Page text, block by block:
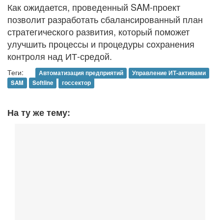
Как ожидается, проведенный SAM-проект
позволит разработать сбалансированный план
стратегического развития, который поможет
улучшить процессы и процедуры сохранения
контроля над ИТ-средой.
Теги: Автоматизация предприятий
Управление ИТ-активами
SAM
Softline госсектор
На ту же тему: